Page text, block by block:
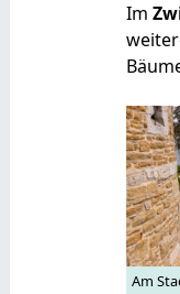
Im
Am